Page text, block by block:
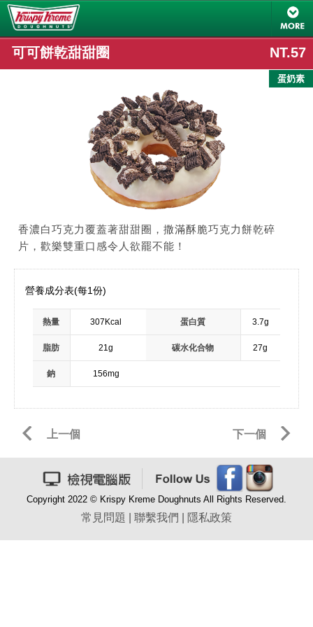
可可餅乾甜甜圈 NT.57
門市限定
蛋奶素
香濃白巧克力覆蓋著甜甜圈，撒滿酥脆巧克力餅乾碎
片，歡樂雙重口感令人欲罷不能！
營養成分表(每1份)
熱量 307Kcal 蛋白質 3.7g
脂肪 21g 碳水化合物 27g
鈉 156mg
上一個 下一個
Copyright 2022 © Krispy Kreme Doughnuts All Rights Reserved.
常見問題 聯繫我們 隱私政策